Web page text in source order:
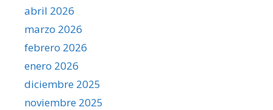
abril 2026
marzo 2026
febrero 2026
enero 2026
diciembre 2025
noviembre 2025